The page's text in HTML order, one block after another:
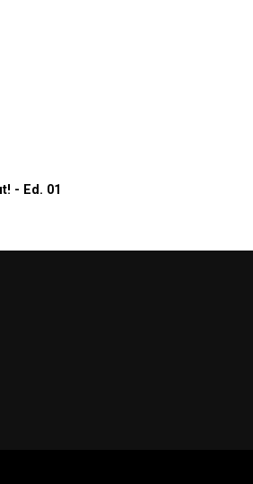
- Ed. 01